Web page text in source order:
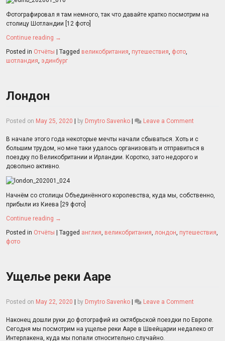
Фотографировал я там немного, так что давайте кратко посмотрим на
столицу Шотландии [12 фото]
Continue reading →
Posted in Отчёты Tagged великобритания, путешествия, фото,
шотландия, эдинбург
Лондон
Posted on May 25, 2020 by Dmytro Savenko Leave a Comment
В начале этого года некоторые мечты начали сбываться. Хоть и с
большим трудом, но мне таки удалось организовать и отправиться в
поездку по Великобритании и Ирландии. Коротко, зато недорого и
довольно активно.
Начнём со столицы Объединённого королевства, куда мы, собственно,
прибыли из Киева [29 фото]
Continue reading →
Posted in Отчёты Tagged англия, великобритания, лондон, путешествия,
фото
Ущелье реки Ааре
Posted on May 22, 2020 by Dmytro Savenko Leave a Comment
реки
Ааре
Наконец дошли руки до фотографий из октябрьской поездки по Европе.
Сегодня мы посмотрим на ущелье реки Ааре в Швейцарии недалеко от
Интерлакена, куда мы попали относительно случайно.